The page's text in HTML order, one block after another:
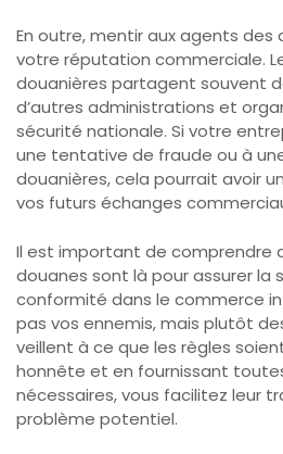
En outre, mentir aux agents des
votre réputation commerciale.
douanières partagent souvent
d’autres administrations et
sécurité nationale. Si votre
une tentative de fraude ou à
douanières, cela pourrait avoir
vos futurs échanges
Il est important de comprendre
douanes sont là pour assurer la
conformité dans le commerce
pas vos ennemis, mais plutôt
veillent à ce que les règles
honnête et en fournissant
nécessaires, vous facilitez leur
problème potentiel.